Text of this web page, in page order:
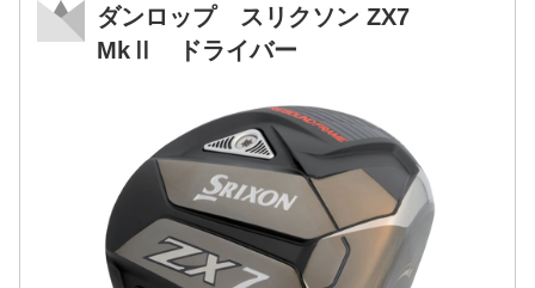
ダンロップ スリクソン ZX7
MkⅡ ドライバー